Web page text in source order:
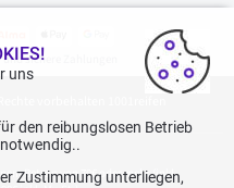
sichere Zahlungen
vorbehalten 1001reifen
Betrag von 70€ oder mehr (inkl.
uns
den reibungslosen Betrieb
Zustimmung unterliegen,